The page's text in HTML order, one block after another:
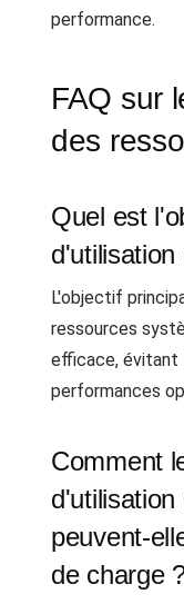
performance.
FAQ sur
des
Quel est
L'objectif
ressources
efficace, évitant
performances
Comment
peuvent-
de charge